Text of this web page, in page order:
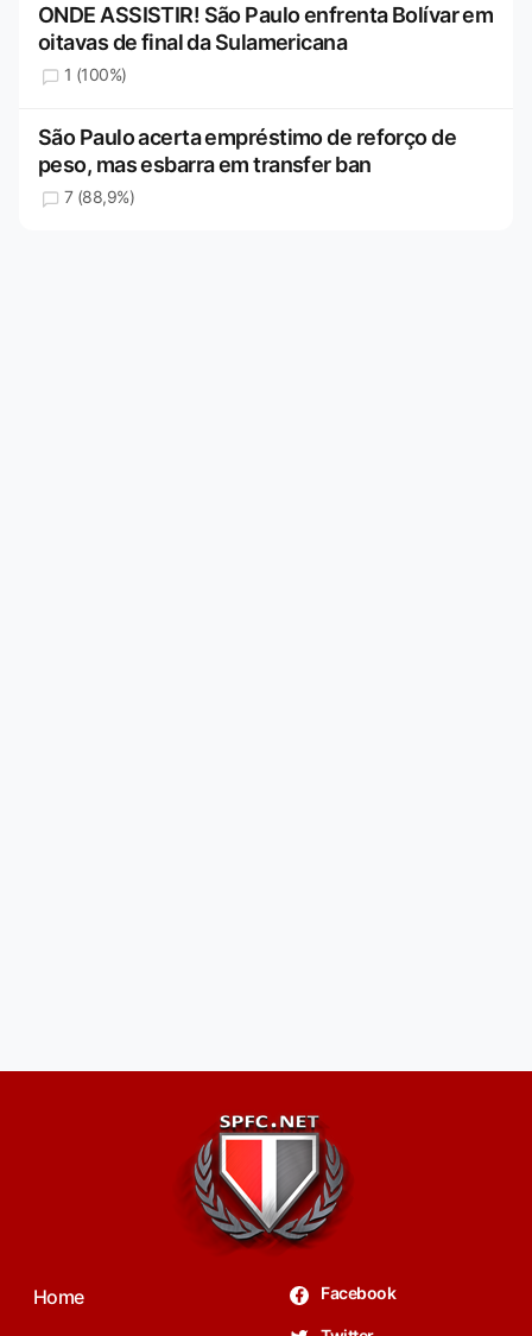
ONDE ASSISTIR! São Paulo enfrenta Bolívar em
oitavas de final da Sulamericana
1 (100%)
São Paulo acerta empréstimo de reforço de
peso, mas esbarra em transfer ban
7 (88,9%)
Home Facebook